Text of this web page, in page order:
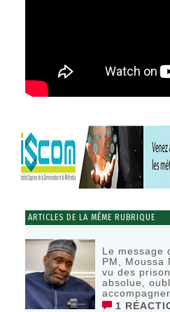
ARTICLES DE LA MÊME RUBRIQUE
Le message
PM, Moussa
vu des
absolue,
1